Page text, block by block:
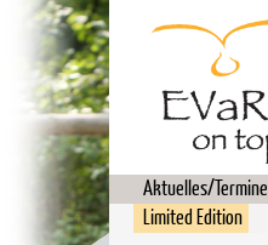
Aktuelles/Termine
Limited Edition